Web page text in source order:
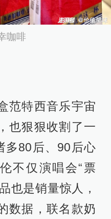
咖啡
范特西音乐宇宙
也狠狠收割了一
多80后、90后心
不仅演唱会“票
也是销量惊人，
数据，联名款奶